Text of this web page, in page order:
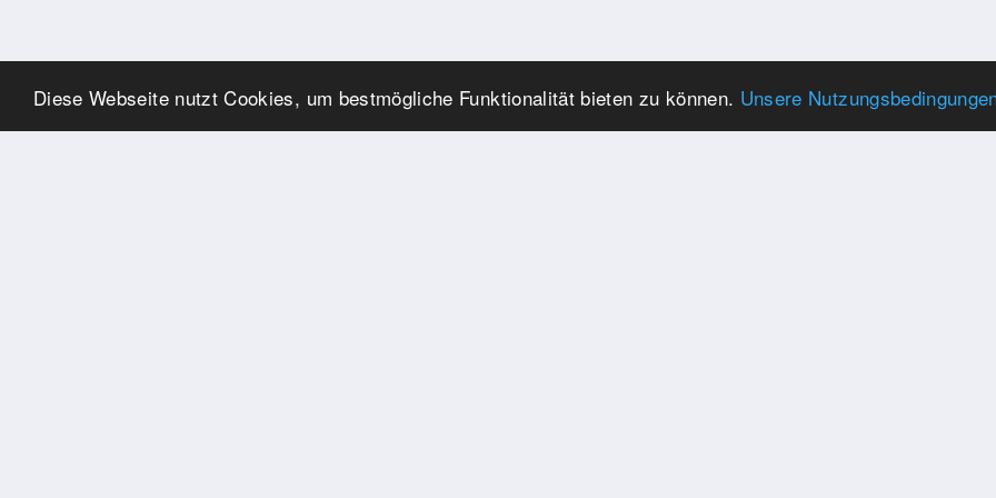
Diese Webseite nutzt Cookies, um bestmögliche Funktionalität bieten zu können. Unsere